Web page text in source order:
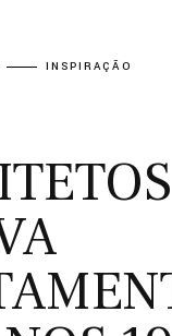
INSPIRAÇÃO